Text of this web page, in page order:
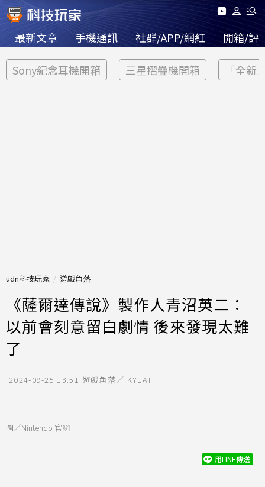
最新文章 手機通訊 社群/APP/網紅 開箱/評
Sony紀念耳機開箱 三星摺疊機開箱 「全新
udn科技玩家 遊戲角落
《薩爾達傳說》製作人青沼英二：
以前會刻意留白劇情 後來發現太難
了
2024-09-25 13:51 遊戲角落／ KYLAT
圖／Nintendo 官網
用LINE傳送